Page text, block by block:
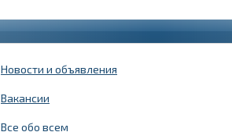
Новости и объявления
Вакансии
Все обо всем